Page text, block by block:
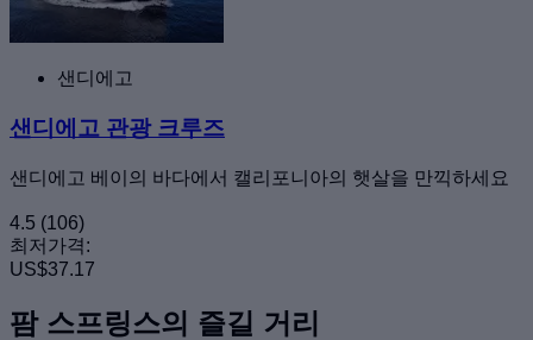
샌디에고
샌디에고 관광 크루즈
샌디에고 베이의 바다에서 캘리포니아의 햇살을 만끽하세요
4.5 (106)
최저가격:
US$37.17
팜 스프링스의 즐길 거리